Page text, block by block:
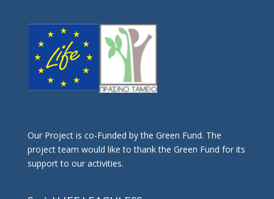
Οur Project is co-Funded by the Green Fund. The
project team would like to thank the Green Fund for its
support to our activities.